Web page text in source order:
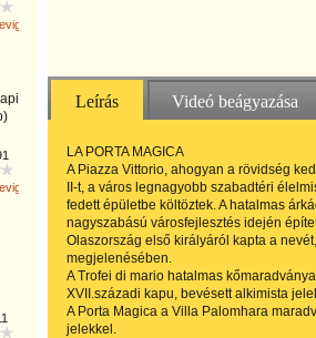
Leírás Videó beágyazása
LA PORTA MAGICA
A Piazza Vittorio, ahogyan a rövidség
II-t, a város legnagyobb szabadtéri
fedett épületbe költöztek. A hatalmas
nagyszabású városfejlesztés idején
Olaszország első királyáról kapta a
megjelenésében.
A Trofei di mario hatalmas
XVII.századi kapu, bevésett alkimista
A Porta Magica a Villa Palomhara
jelekkel.